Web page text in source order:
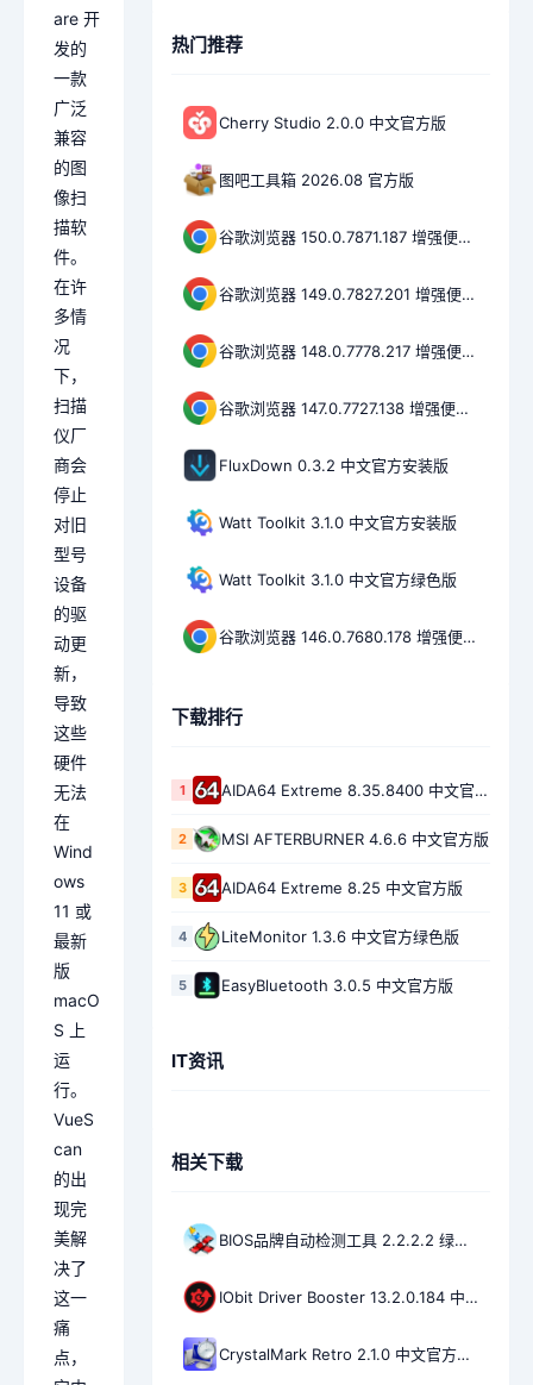
are 开
发的
一款
广泛
兼容
的图
像扫
描软
件。
在许
多情
况
下，
扫描
仪厂
商会
停止
对旧
型号
设备
的驱
动更
新，
导致
这些
硬件
无法
在
Wind
ows
11 或
最新
版
macO
S 上
运
行。
VueS
can
的出
现完
美解
决了
这一
痛
点，
热门推荐
Cherry Studio 2.0.0 中文官方版
图吧工具箱 2026.08 官方版
谷歌浏览器 150.0.7871.187 增强便携版
谷歌浏览器 149.0.7827.201 增强便携版
谷歌浏览器 148.0.7778.217 增强便携版
谷歌浏览器 147.0.7727.138 增强便携版
FluxDown 0.3.2 中文官方安装版
Watt Toolkit 3.1.0 中文官方安装版
Watt Toolkit 3.1.0 中文官方绿色版
谷歌浏览器 146.0.7680.178 增强便携版
下载排行
1 AIDA64 Extreme 8.35.8400 中文官方绿色版
2 MSI AFTERBURNER 4.6.6 中文官方版
3 AIDA64 Extreme 8.25 中文官方版
4 LiteMonitor 1.3.6 中文官方绿色版
5 EasyBluetooth 3.0.5 中文官方版
IT资讯
相关下载
BIOS品牌自动检测工具 2.2.2.2 绿色版
IObit Driver Booster 13.2.0.184 中文magicgenius优化单文件版
CrystalMark Retro 2.1.0 中文官方绿色版